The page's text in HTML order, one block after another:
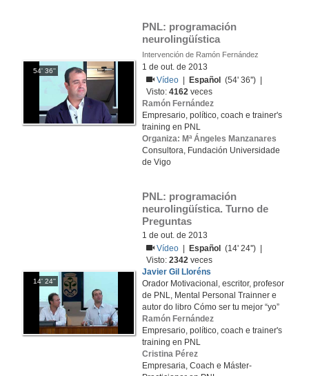
54' 36''
PNL: programación
neurolingüística
Intervención de Ramón Fernández
1 de out. de 2013
Vídeo
Español
(54' 36'') |
Visto:4162 veces
Ramón Fernández
Empresario, político, coach e trainer's
training en PNL
Organiza: Mª Ángeles Manzanares
Consultora, Fundación Universidade
de Vigo
14' 24''
PNL: programación
neurolingüística. Turno de
Preguntas
1 de out. de 2013
Vídeo
Español
(14' 24'') |
Visto:2342 veces
Javier Gil Lloréns
Orador Motivacional, escritor, profesor
de PNL, Mental Personal Trainner e
autor do libro Cómo ser tu mejor “yo”
Ramón Fernández
Empresario, político, coach e trainer's
training en PNL
Cristina Pérez
Empresaria, Coach e Máster-